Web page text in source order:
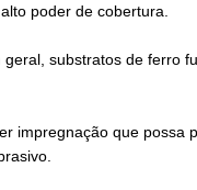
poder de cobertura.
substratos de ferro
impregnação que possa